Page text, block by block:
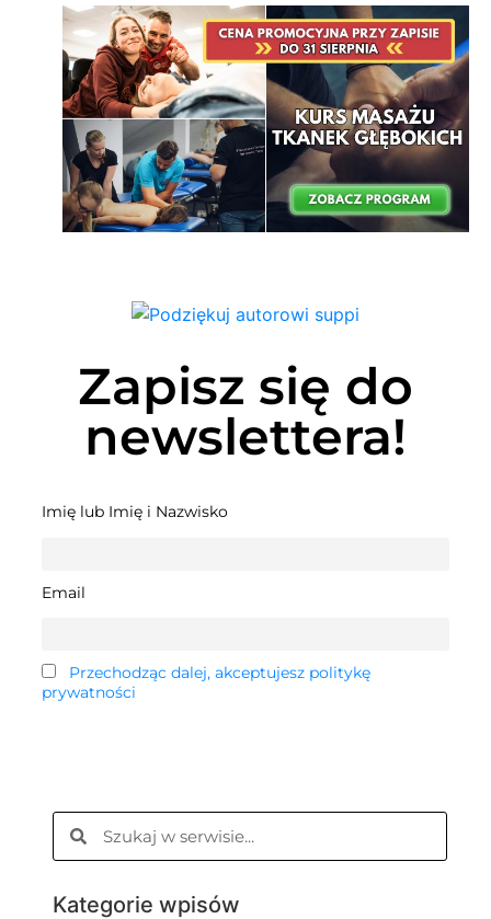
Zapisz się do
newslettera!
Imię lub Imię i Nazwisko
Email
Przechodząc dalej, akceptujesz politykę
prywatności
Kategorie wpisów